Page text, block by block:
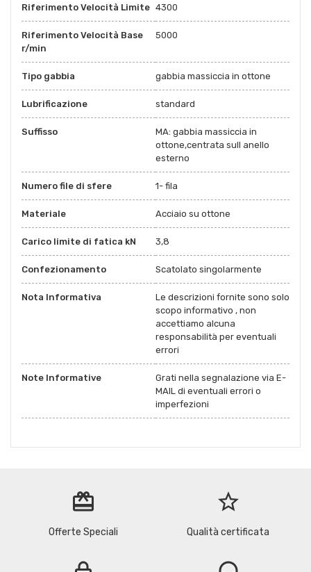
Riferimento Velocità Limite 4300
Riferimento Velocità Base
r/min
5000
Tipo gabbia gabbia massiccia in ottone
Lubrificazione standard
Suffisso
MA: gabbia massiccia in
ottone,centrata sull anello
esterno
Numero file di sfere 1- fila
Materiale Acciaio su ottone
Carico limite di fatica kN 3,8
Confezionamento Scatolato singolarmente
Nota Informativa
Le descrizioni fornite sono solo
scopo informativo , non
accettiamo alcuna
responsabilità per eventuali
errori
Note Informative
Grati nella segnalazione via E-
MAIL di eventuali errori o
imperfezioni
redeem
Offerte Speciali
star_border
Qualità certificata